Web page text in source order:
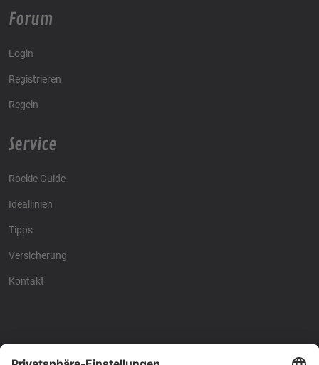
Forum
Login
Registrieren
Regeln
Service
Rockie Guide
Ideallinien
Tipps
Versicherung
Kontakt